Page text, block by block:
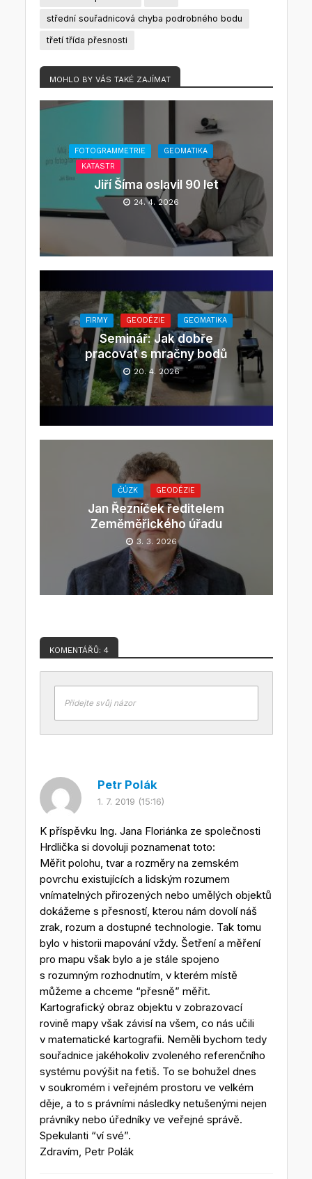
střední souřadnicová chyba podrobného bodu
třetí třída přesnosti
MOHLO BY VÁS TAKÉ ZAJÍMAT
FOTOGRAMMETRIE
GEOMATIKA
KATASTR
Jiří Šíma oslavil 90 let
24. 4. 2026
FIRMY GEODÉZIE GEOMATIKA
Seminář: Jak dobře
pracovat s mračny bodů
20. 4. 2026
ČÚZK GEODÉZIE
Jan Řezníček ředitelem
Zeměměřického úřadu
3. 3. 2026
KOMENTÁŘŮ: 4
Přidejte svůj názor
Petr Polák
1. 7. 2019 (15:16)
K příspěvku Ing. Jana Floriánka ze společnosti
Hrdlička si dovoluji poznamenat toto:
Měřit polohu, tvar a rozměry na zemském
povrchu existujících a lidským rozumem
vnímatelných přirozených nebo umělých objektů
dokážeme s přesností, kterou nám dovolí náš
zrak, rozum a dostupné technologie. Tak tomu
bylo v historii mapování vždy. Šetření a měření
pro mapu však bylo a je stále spojeno
s rozumným rozhodnutím, v kterém místě
můžeme a chceme “přesně” měřit.
Kartografický obraz objektu v zobrazovací
rovině mapy však závisí na všem, co nás učili
v matematické kartografii. Neměli bychom tedy
souřadnice jakéhokoliv zvoleného referenčního
systému povýšit na fetiš. To se bohužel dnes
v soukromém i veřejném prostoru ve velkém
děje, a to s právními následky netušenými nejen
právníky nebo úředníky ve veřejné správě.
Spekulanti “ví své”.
Zdravím, Petr Polák